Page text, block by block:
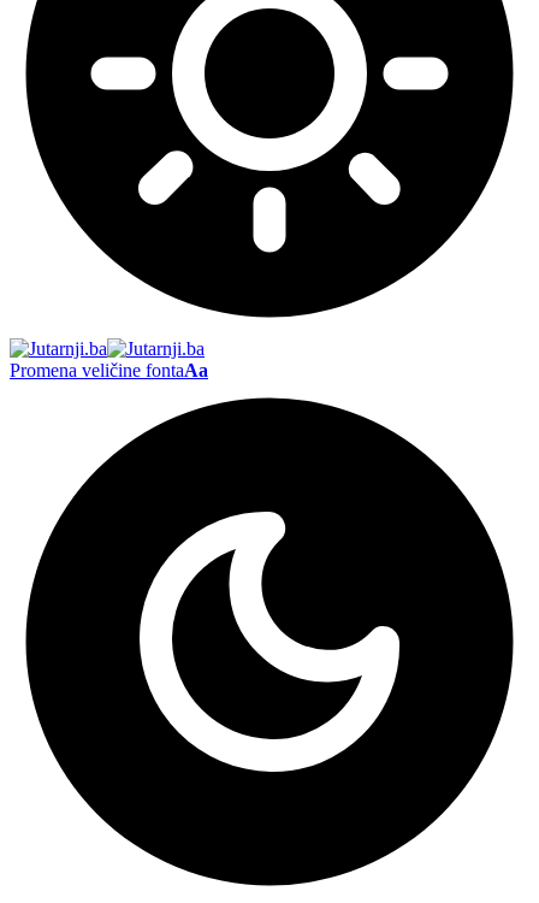
Promena veličine fontaAa